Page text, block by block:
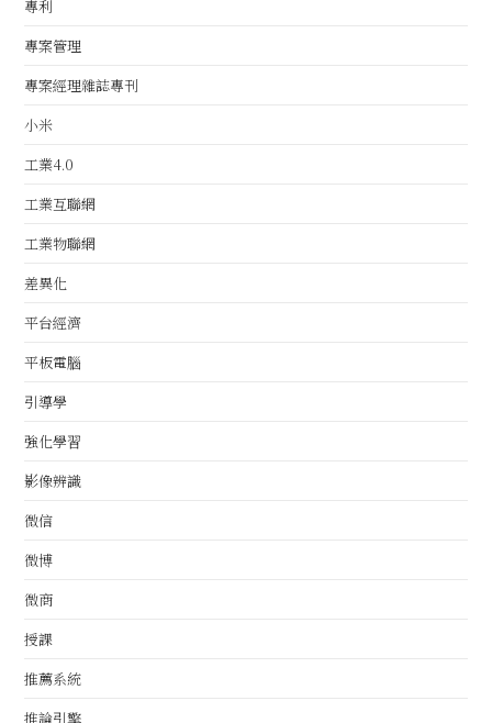
專利
專案管理
專案經理雜誌專刊
小米
工業4.0
工業互聯網
工業物聯網
差異化
平台經濟
平板電腦
引導學
強化學習
影像辨識
微信
微博
微商
授課
推薦系統
推論引擎